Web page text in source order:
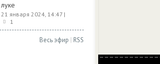
луке
21 января 2024, 14:47 |
1
Весь эфир | RSS